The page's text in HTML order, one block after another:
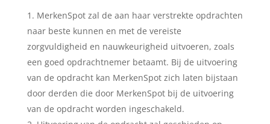
MerkenSpot zal de aan haar verstrekte opdrachten
naar beste kunnen en met de vereiste
zorgvuldigheid en nauwkeurigheid uitvoeren, zoals
een goed opdrachtnemer betaamt. Bij de uitvoering
van de opdracht kan MerkenSpot zich laten bijstaan
door derden die door MerkenSpot bij de uitvoering
van de opdracht worden ingeschakeld.